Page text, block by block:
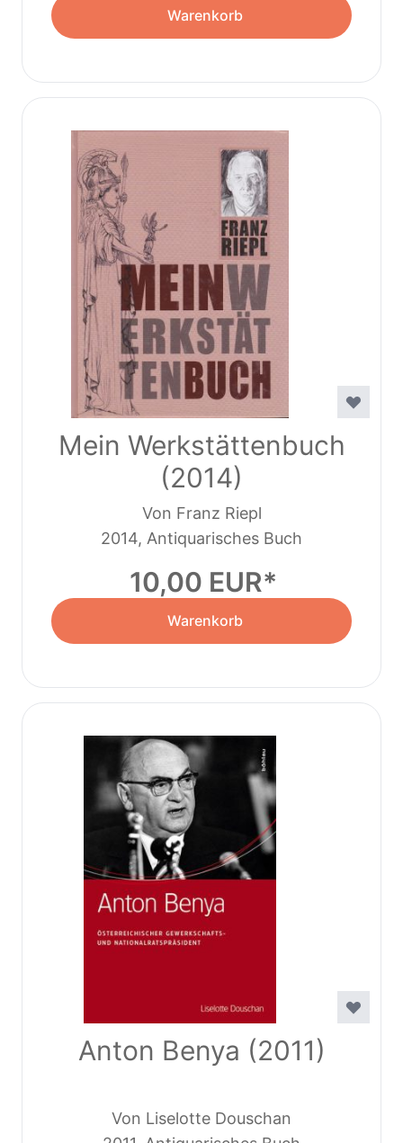
Warenkorb
Mein Werkstättenbuch
(2014)
Von Franz Riepl
2014, Antiquarisches Buch
10,00 EUR
Warenkorb
Anton Benya (2011)
Von Liselotte Douschan